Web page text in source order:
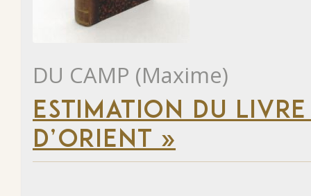
DU CAMP (Maxime)
ESTIMATION DU
D’ORIENT »